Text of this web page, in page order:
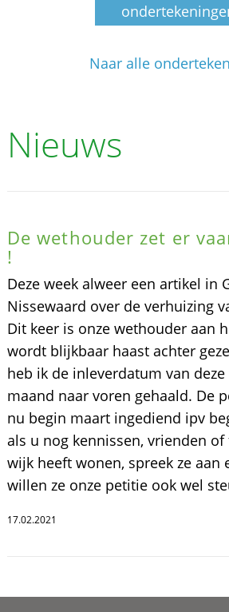
Naar alle
Nieuws
De wethouder zet er
!
Deze week alweer een artikel in
Nissewaard over de verhuizing
Dit keer is onze wethouder aan
wordt blijkbaar haast achter
heb ik de inleverdatum van
maand naar voren gehaald. De
nu begin maart ingediend ipv
als u nog kennissen, vrienden
wijk heeft wonen, spreek ze aan
willen ze onze petitie ook wel
17.02.2021